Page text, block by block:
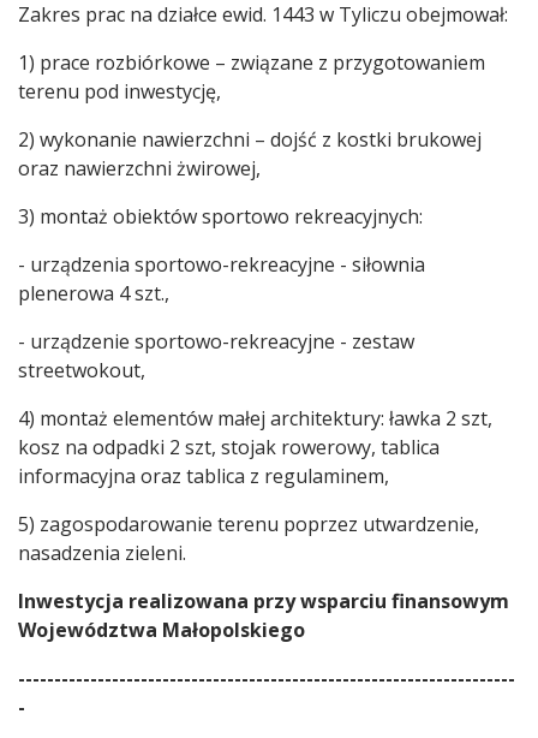
Zakres prac na działce ewid. 1443 w Tyliczu obejmował:
1) prace rozbiórkowe – związane z przygotowaniem
terenu pod inwestycję,
2) wykonanie nawierzchni – dojść z kostki brukowej
oraz nawierzchni żwirowej,
3) montaż obiektów sportowo rekreacyjnych:
- urządzenia sportowo-rekreacyjne - siłownia
plenerowa 4 szt.,
- urządzenie sportowo-rekreacyjne - zestaw
streetwokout,
4) montaż elementów małej architektury: ławka 2 szt,
kosz na odpadki 2 szt, stojak rowerowy, tablica
informacyjna oraz tablica z regulaminem,
5) zagospodarowanie terenu poprzez utwardzenie,
nasadzenia zieleni.
Inwestycja realizowana przy wsparciu finansowym
Województwa Małopolskiego
---------------------------------------------------------------------
-